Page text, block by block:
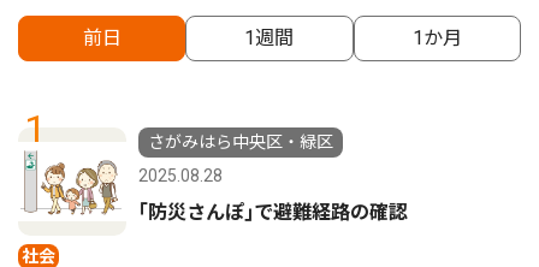
前日 1週間 1か月
1
社会
さがみはら中央区・緑区
2025.08.28
｢防災さんぽ｣で避難経路の確認